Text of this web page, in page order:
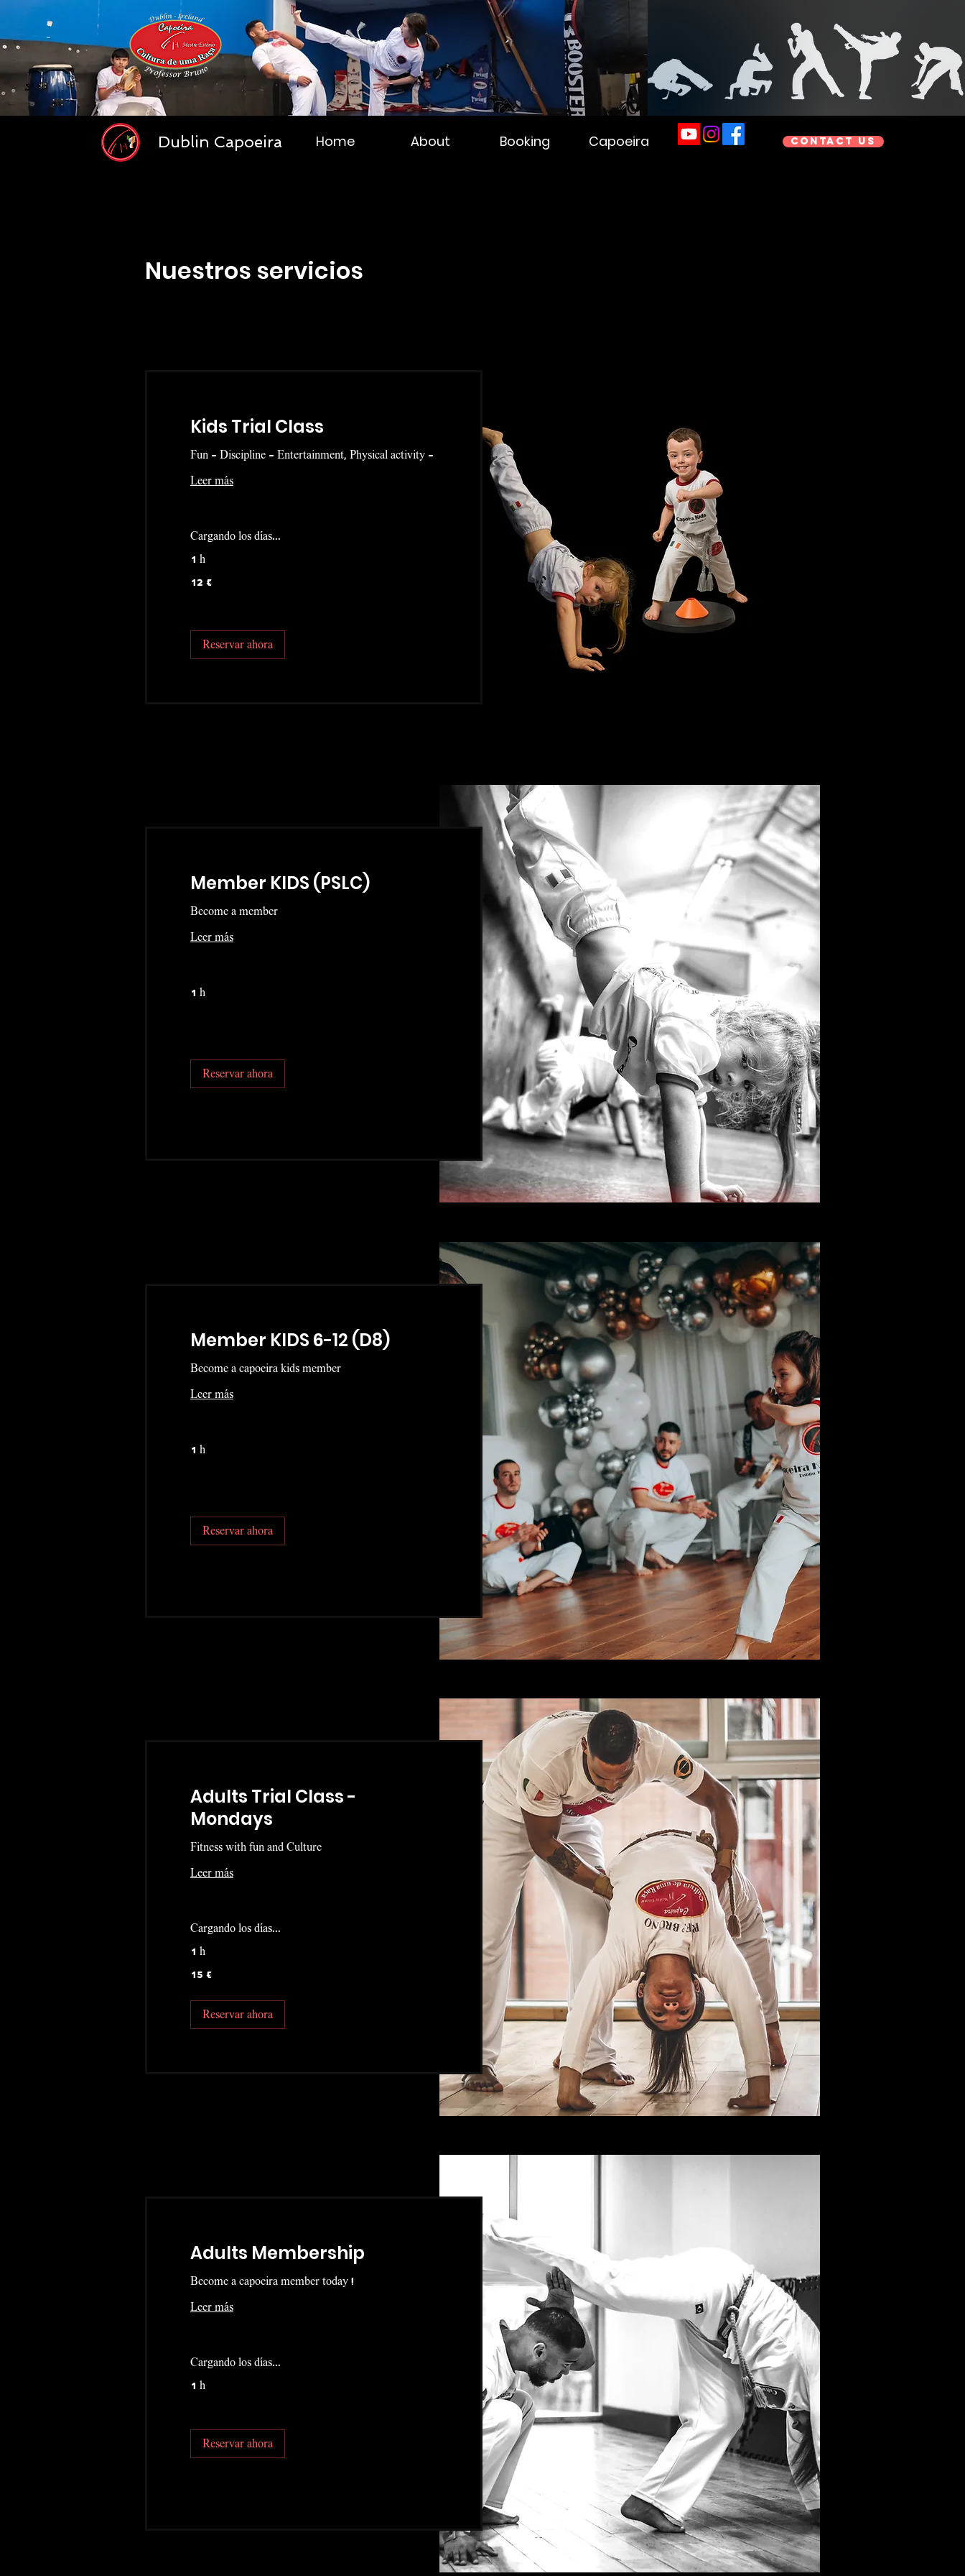
Dublin Capoeira Home About Booking Capoeira Contact us
Nuestros servicios
Kids Trial Class
Fun - Discipline - Entertainment, Physical activity -
Leer más
Cargando los días...
1 h
euros
12 €
Reservar ahora
Member KIDS (PSLC)
Become a member
Leer más
1 h
Reservar ahora
Member KIDS 6-12 (D8)
Become a capoeira kids member
Leer más
1 h
Reservar ahora
Adults Trial Class -
Mondays
Fitness with fun and Culture
Leer más
Cargando los días...
1 h
euros
15 €
Reservar ahora
Adults Membership
Become a capoeira member today !
Leer más
Cargando los días...
1 h
Reservar ahora